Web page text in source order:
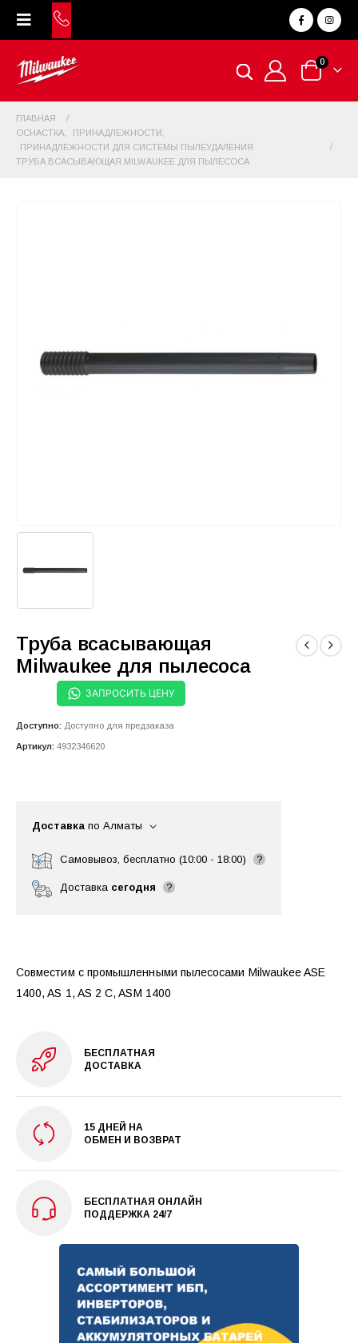
0
ГЛАВНАЯ
ОСНАСТКА
ПРИНАДЛЕЖНОСТИ
ПРИНАДЛЕЖНОСТИ ДЛЯ СИСТЕМЫ ПЫЛЕУДАЛЕНИЯ
ТРУБА ВСАСЫВАЮЩАЯ MILWAUKEE ДЛЯ ПЫЛЕСОСА
Труба всасывающая
Milwaukee для пылесоса
ЗАПРОСИТЬ ЦЕНУ
Доступно: Доступно для предзаказа
Артикул: 4932346620
Доставка по Алматы
Самовывоз, бесплатно (10:00 - 18:00) ?
Доставка сегодня ?
Совместим с промышленными пылесосами Milwaukee ASE
1400, AS 1, AS 2 C, ASM 1400
БЕСПЛАТНАЯ
ДОСТАВКА
15 ДНЕЙ НА
ОБМЕН И ВОЗВРАТ
БЕСПЛАТНАЯ ОНЛАЙН
ПОДДЕРЖКА 24/7